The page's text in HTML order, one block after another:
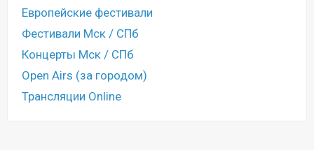
Европейские фестивали
Фестивали Мск / СПб
Концерты Мск / СПб
Open Airs (за городом)
Трансляции Online